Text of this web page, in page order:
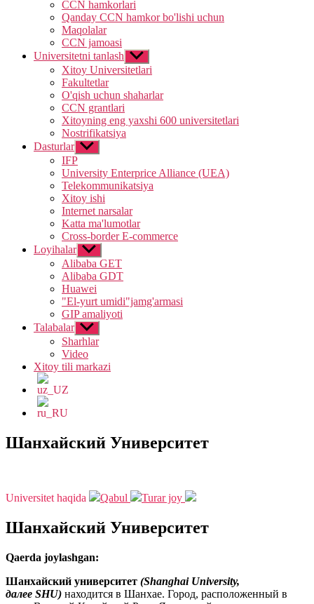
CCN hamkorlari
Qanday CCN hamkor bo'lishi uchun
Maqolalar
CCN jamoasi
Universitetni tanlash Show
sub
menu
Xitoy Universitetlari
Fakultetlar
O'qish uchun shaharlar
CCN grantlari
Xitoyning eng yaxshi 600 universitetlari
Nostrifikatsiya
Dasturlar Show
sub
menu
IFP
University Enterprice Alliance (UEA)
Telekommunikatsiya
Xitoy ishi
Internet narsalar
Katta ma'lumotlar
Cross-border E-commerce
Loyihalar Show
sub
menu
Alibaba GET
Alibaba GDT
Huawei
"El-yurt umidi"jamg'armasi
GIP amaliyoti
Talabalar Show
sub
menu
Sharhlar
Video
Xitoy tili markazi
Шанхайский Университет
Universitet haqida Qabul Turar joy
Шанхайский Университет
Qaerda joylashgan:
Шанхайский университет (Shanghai University,
далее SHU) находится в Шанхаe. Город, расположенный в